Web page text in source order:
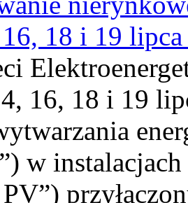
18 i 19
16, 18 i 19
w